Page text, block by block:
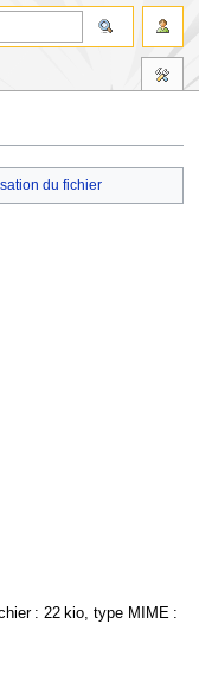
du fichier
: 22 kio, type MIME :